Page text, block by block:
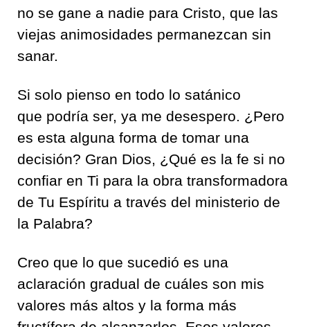
no se gane a nadie para Cristo, que las
viejas animosidades permanezcan sin
sanar.
Si solo pienso en todo lo satánico
que podría ser, ya me desespero. ¿Pero
es esta alguna forma de tomar una
decisión? Gran Dios, ¿Qué es la fe si no
confiar en Ti para la obra transformadora
de Tu Espíritu a través del ministerio de
la Palabra?
Creo que lo que sucedió es una
aclaración gradual de cuáles son mis
valores más altos y la forma más